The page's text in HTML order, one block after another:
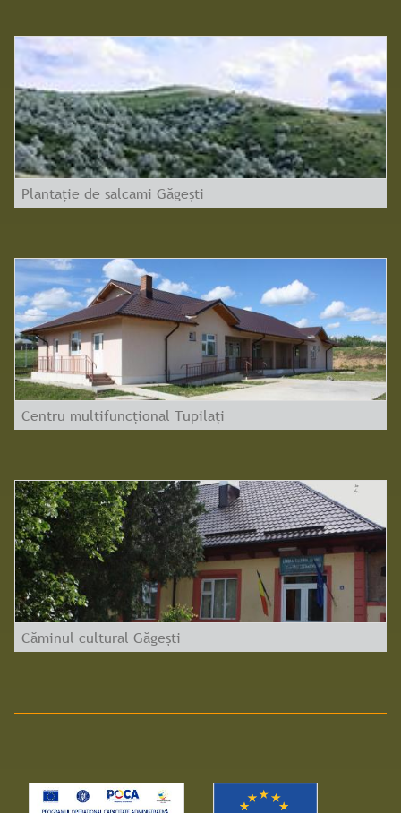
Plantație de salcami Găgești
Centru multifuncțional Tupilați
Căminul cultural Găgești